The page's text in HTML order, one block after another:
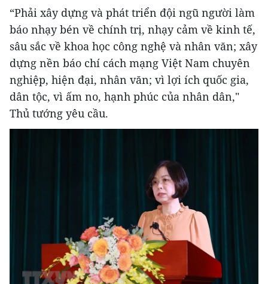
“Phải xây dựng và phát triển đội ngũ người làm
báo nhạy bén về chính trị, nhạy cảm về kinh tế,
sâu sắc về khoa học công nghệ và nhân văn; xây
dựng nền báo chí cách mạng Việt Nam chuyên
nghiệp, hiện đại, nhân văn; vì lợi ích quốc gia,
dân tộc, vì ấm no, hạnh phúc của nhân dân,"
Thủ tướng yêu cầu.